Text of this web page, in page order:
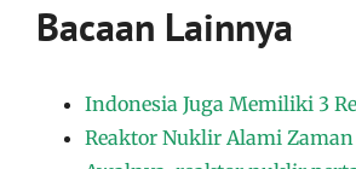
Bacaan Lainnya
Indonesia Juga Memiliki 3
Reaktor Nuklir Alami